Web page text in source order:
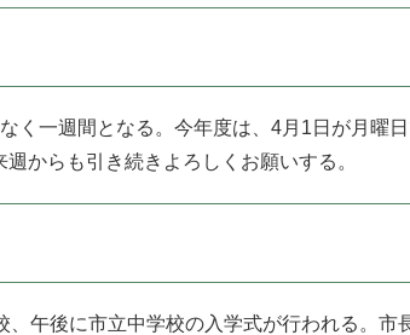
く一週間となる。今年度は、4月1日が月曜
からも引き続きよろしくお願いする。
午後に市立中学校の入学式が行われる。市